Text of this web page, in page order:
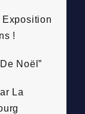
Exposition
!
Noël”
La